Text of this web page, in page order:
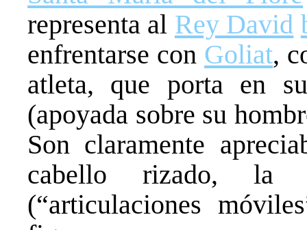
representa al Rey David
enfrentarse con Goliat,
atleta, que porta en
(apoyada sobre su
Son claramente
cabello rizado, la
(“articulaciones